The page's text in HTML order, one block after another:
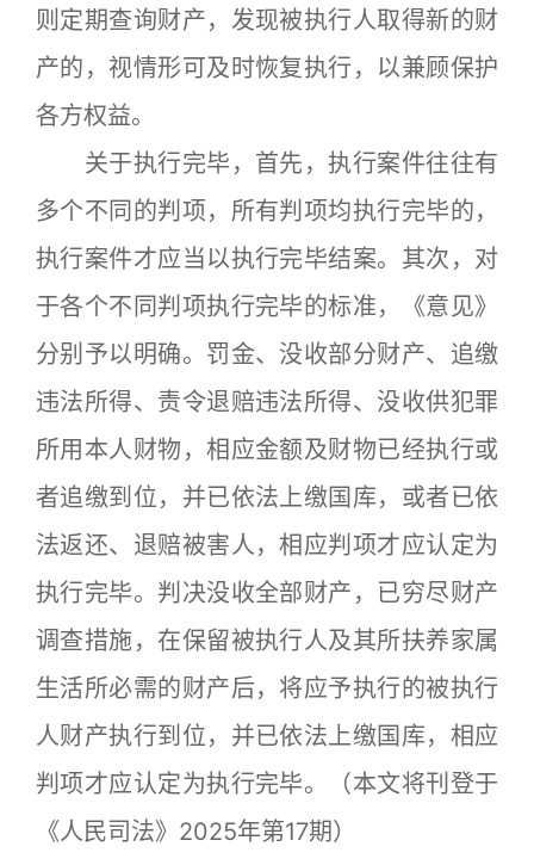
则定期查询财产，发现被执行人取得新的财
产的，视情形可及时恢复执行，以兼顾保护
各方权益。
关于执行完毕，首先，执行案件往往有
多个不同的判项，所有判项均执行完毕的，
执行案件才应当以执行完毕结案。其次，对
于各个不同判项执行完毕的标准，《意见》
分别予以明确。罚金、没收部分财产、追缴
违法所得、责令退赔违法所得、没收供犯罪
所用本人财物，相应金额及财物已经执行或
者追缴到位，并已依法上缴国库，或者已依
法返还、退赔被害人，相应判项才应认定为
执行完毕。判决没收全部财产，已穷尽财产
调查措施，在保留被执行人及其所扶养家属
生活所必需的财产后，将应予执行的被执行
人财产执行到位，并已依法上缴国库，相应
判项才应认定为执行完毕。（本文将刊登于
《人民司法》2025年第17期）